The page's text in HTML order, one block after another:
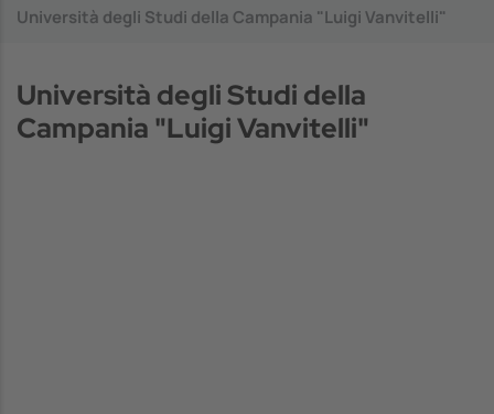
Università degli Studi della Campania "Luigi Vanvitelli"
Università degli Studi della
Campania "Luigi Vanvitelli"